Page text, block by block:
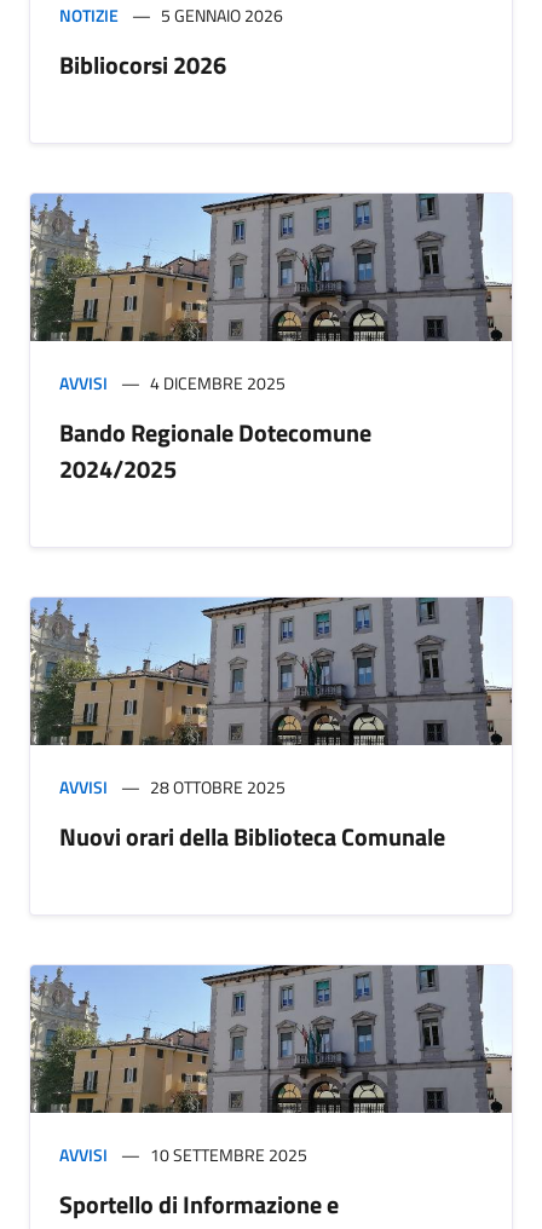
NOTIZIE 5 GENNAIO 2026
Bibliocorsi 2026
AVVISI 4 DICEMBRE 2025
Bando Regionale Dotecomune
2024/2025
AVVISI 28 OTTOBRE 2025
Nuovi orari della Biblioteca Comunale
AVVISI 10 SETTEMBRE 2025
Sportello di Informazione e